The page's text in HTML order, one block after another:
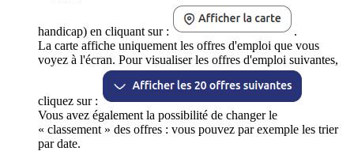
handicap) en cliquant sur :
.
La carte affiche uniquement les offres d'emploi que vous
voyez à l'écran. Pour visualiser les offres d'emploi suivantes,
cliquez sur :
Vous avez également la possibilité de changer le
« classement » des offres : vous pouvez par exemple les trier
par date.